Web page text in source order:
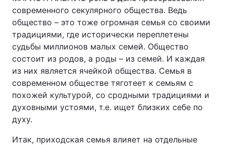
современного секулярного общества. Ведь
общество – это тоже огромная семья со своими
традициями, где исторически переплетены
судьбы миллионов малых семей. Общество
состоит из родов, а роды – из семей. И каждая
из них является ячейкой общества. Семья в
современном обществе тяготеет к семьям с
похожей культурой, со сродными традициями и
духовными устоями, т.е. ищет близких себе по
духу.
Итак, приходская семья влияет на отдельные